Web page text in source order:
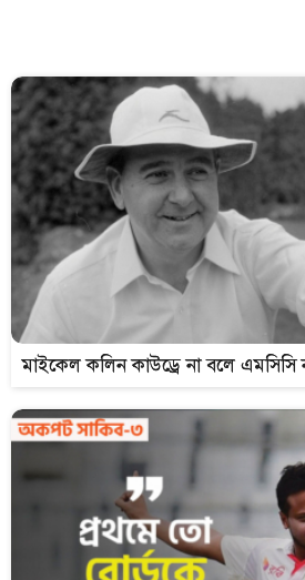
মাইকেল কলিন কাউড্রে না বলে এমসিসি